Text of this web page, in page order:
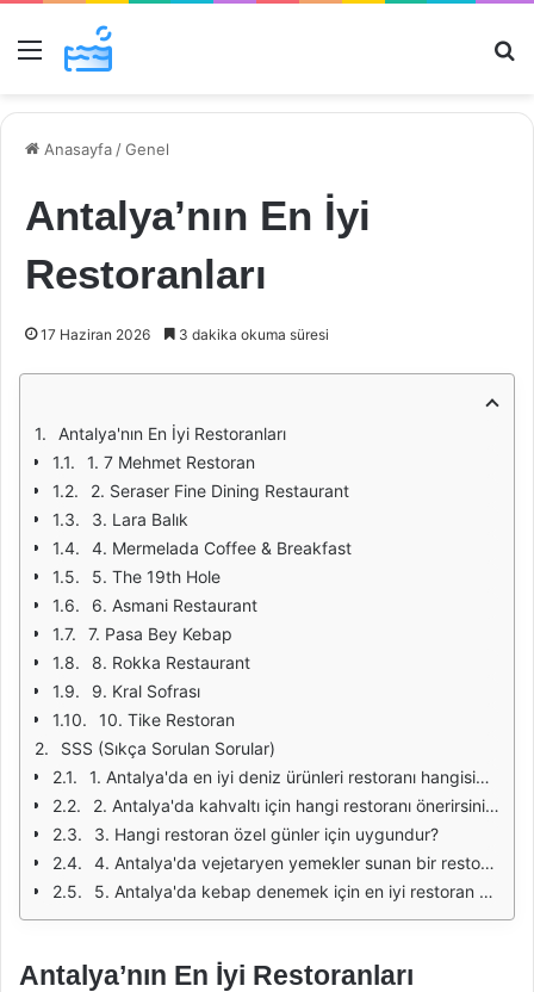
Menü
Anasayfa /Genel
Antalya’nın En İyi
Restoranları
17 Haziran 2026 3 dakika okuma süresi
Antalya'nın En İyi Restoranları
1. 7 Mehmet Restoran
2. Seraser Fine Dining Restaurant
3. Lara Balık
4. Mermelada Coffee & Breakfast
5. The 19th Hole
6. Asmani Restaurant
7. Pasa Bey Kebap
8. Rokka Restaurant
9. Kral Sofrası
10. Tike Restoran
SSS (Sıkça Sorulan Sorular)
1. Antalya'da en iyi deniz ürünleri restoranı hangisidir?
2. Antalya'da kahvaltı için hangi restoranı önerirsiniz?
3. Hangi restoran özel günler için uygundur?
4. Antalya'da vejetaryen yemekler sunan bir restoran var mı?
5. Antalya'da kebap denemek için en iyi restoran hangisidir?
Antalya’nın En İyi Restoranları